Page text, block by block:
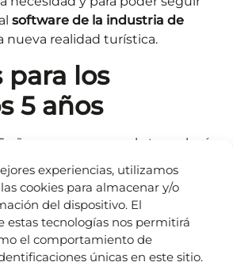
experiencias, utilizamos
cookies para almacenar y/o
del dispositivo. El
estas tecnologías nos permitirá
el comportamiento de
únicas en este sitio.
software de la industria de
nueva realidad turística.
para los
5 años
años, se espera que la tecnología
hacia una mayor
la inteligencia
de datos para ofrecer
adaptadas a las preferencias
viajeros. Asimismo, se anticipa
en la sostenibilidad,